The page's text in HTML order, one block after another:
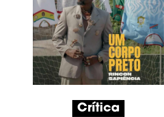
Crítica